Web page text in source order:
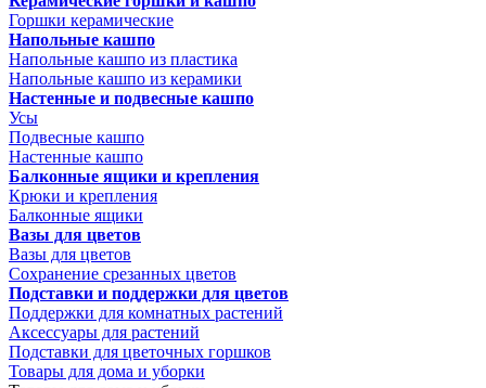
Горшки керамические
Напольные кашпо
Напольные кашпо из пластика
Напольные кашпо из керамики
Настенные и подвесные кашпо
Усы
Подвесные кашпо
Настенные кашпо
Балконные ящики и крепления
Крюки и крепления
Балконные ящики
Вазы для цветов
Вазы для цветов
Сохранение срезанных цветов
Подставки и поддержки для цветов
Поддержки для комнатных растений
Аксессуары для растений
Подставки для цветочных горшков
Товары для дома и уборки